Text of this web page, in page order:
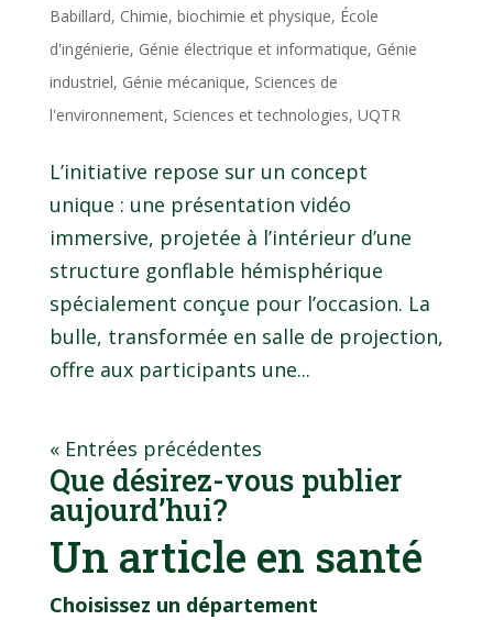
Babillard, Chimie, biochimie et physique, École
d'ingénierie, Génie électrique et informatique, Génie
industriel, Génie mécanique, Sciences de
l'environnement, Sciences et technologies, UQTR
L’initiative repose sur un concept
unique : une présentation vidéo
immersive, projetée à l’intérieur d’une
structure gonflable hémisphérique
spécialement conçue pour l’occasion. La
bulle, transformée en salle de projection,
offre aux participants une...
« Entrées précédentes
Que désirez-vous publier
aujourd’hui?
Un article en santé
Choisissez un département